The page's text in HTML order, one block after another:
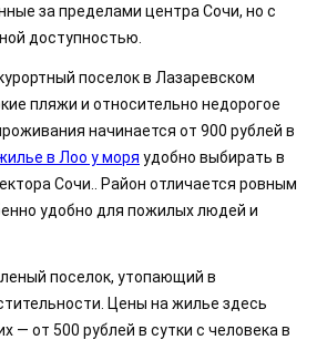
за пределами центра Сочи, но с
доступностью.
поселок в Лазаревском
пляжи и относительно недорогое
начинается от 900 рублей в
в Лоо у моря удобно выбирать в
Сочи.. Район отличается ровным
удобно для пожилых людей и
поселок, утопающий в
Цены на жилье здесь
— от 500 рублей в сутки с человека в